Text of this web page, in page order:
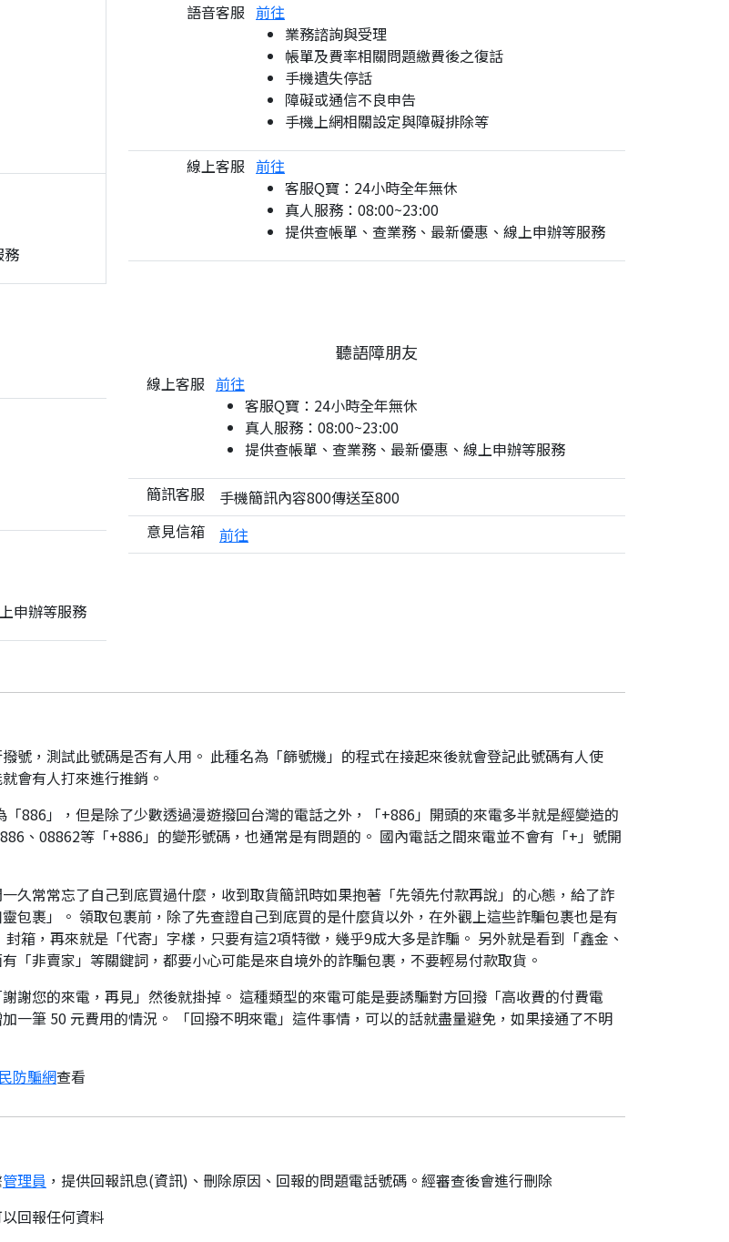
務
語音客服 前往
業務諮詢與受理
帳單及費率相關問題繳費後之復話
手機遺失停話
障礙或通信不良申告
手機上網相關設定與障礙排除等
線上客服 前往
客服Q寶：24小時全年無休
真人服務：08:00~23:00
提供查帳單、查業務、最新優惠、線上申辦等服務
申辦等服務
聽語障朋友
線上客服 前往
客服Q寶：24小時全年無休
真人服務：08:00~23:00
提供查帳單、查業務、最新優惠、線上申辦等服務
簡訊客服
手機簡訊內容800傳送至800
意見信箱
前往
號，測試此號碼是否有人用。 此種名為「篩號機」的程式在接起來後就會登記此號碼有人使
會有人打來進行推銷。
886」，但是除了少數透過漫遊撥回台灣的電話之外，「+886」開頭的來電多半就是經變造的
、08862等「+886」的變形號碼，也通常是有問題的。 國內電話之間來電並不會有「+」號開
久常常忘了自己到底買過什麼，收到取貨簡訊時如果抱著「先領先付款再說」的心態，給了詐
包裹」。 領取包裹前，除了先查證自己到底買的是什麼貨以外，在外觀上這些詐騙包裹也是有
箱，再來就是「代寄」字樣，只要有這2項特徵，幾乎9成大多是詐騙。 另外就是看到「鑫金、
「非賣家」等關鍵詞，都要小心可能是來自境外的詐騙包裹，不要輕易付款取貨。
謝您的來電，再見」然後就掛掉。 這種類型的來電可能是要誘騙對方回撥「高收費的付費電
一筆 50 元費用的情況。 「回撥不明來電」這件事情，可以的話就盡量避免，如果接通了不明
防騙網查看
管理員 ，提供回報訊息(資訊)、刪除原因、回報的問題電話號碼。經審查後會進行刪除
回報任何資料